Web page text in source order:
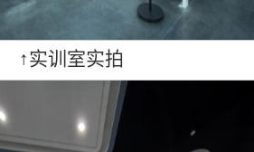
↑实训室实拍